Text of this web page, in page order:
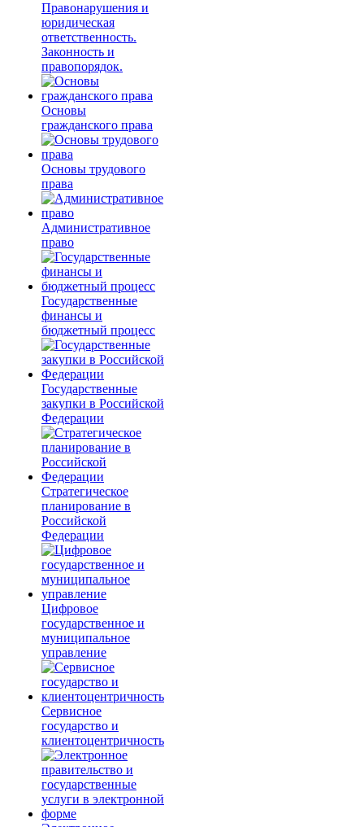
Правонарушения и
юридическая
ответственность.
Законность и
правопорядок.
Основы
гражданского права
Основы трудового
права
Административное
право
Государственные
финансы и
бюджетный процесс
Государственные
закупки в Российской
Федерации
Стратегическое
планирование в
Российской
Федерации
Цифровое
государственное и
муниципальное
управление
Сервисное
государство и
клиентоцентричность